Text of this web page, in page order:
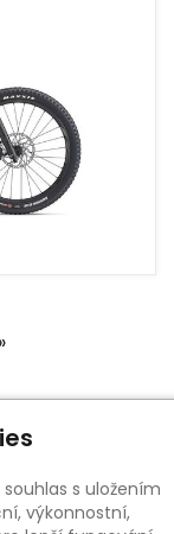
»
s uložením
výkonnostní,